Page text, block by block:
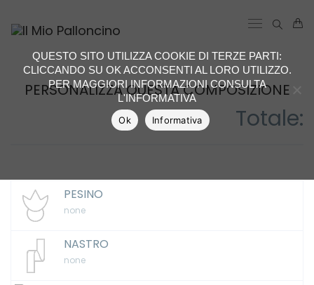
PERSONALIZZA QUESTA COMPOSIZIONE
PESINO
none
NASTRO
none
Totale:
QUESTO SITO UTILIZZA COOKIE DI TERZE PARTI:
CLICCANDO SU OK ACCONSENTI AL LORO UTILIZZO.
PER MAGGIORI INFORMAZIONI CONSULTA
L'INFORMATIVA
Ok Informativa